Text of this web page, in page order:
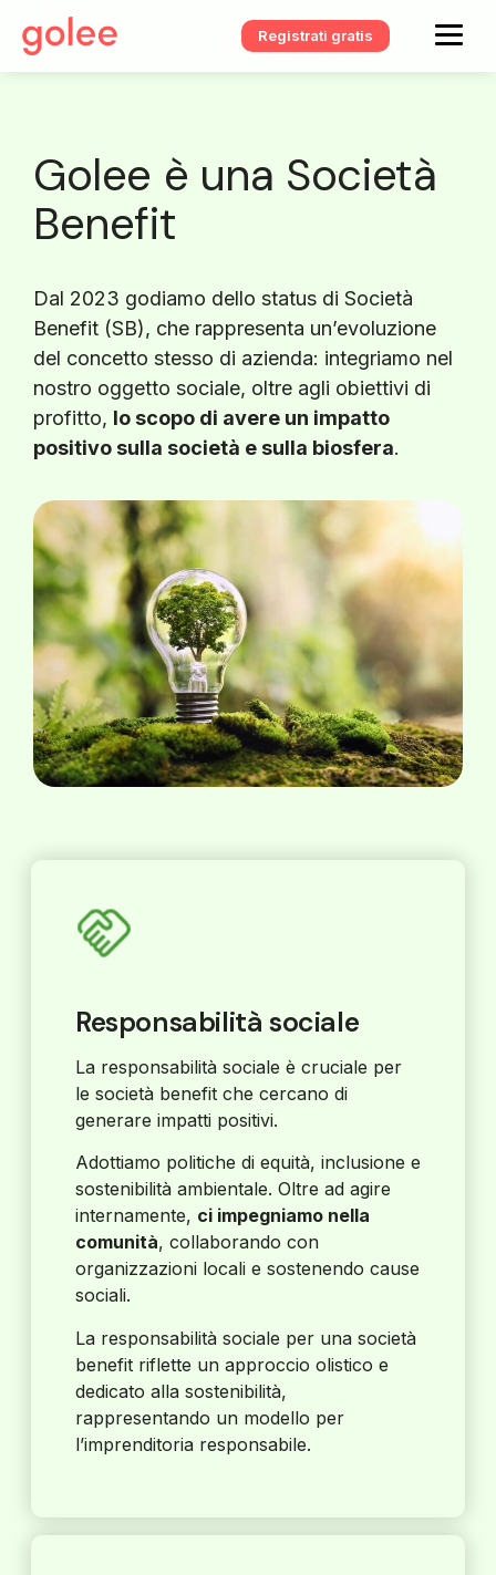
Registrati gratis
Golee è una Società
Benefit
Dal 2023 godiamo dello status di Società
Benefit (SB), che rappresenta un’evoluzione
del concetto stesso di azienda: integriamo nel
nostro oggetto sociale, oltre agli obiettivi di
profitto, lo scopo di avere un impatto
positivo sulla società e sulla biosfera.
Responsabilità sociale
La responsabilità sociale è cruciale per
le società benefit che cercano di
generare impatti positivi.
Adottiamo politiche di equità, inclusione e
sostenibilità ambientale. Oltre ad agire
internamente, ci impegniamo nella
comunità, collaborando con
organizzazioni locali e sostenendo cause
sociali.
La responsabilità sociale per una società
benefit riflette un approccio olistico e
dedicato alla sostenibilità,
rappresentando un modello per
l’imprenditoria responsabile.